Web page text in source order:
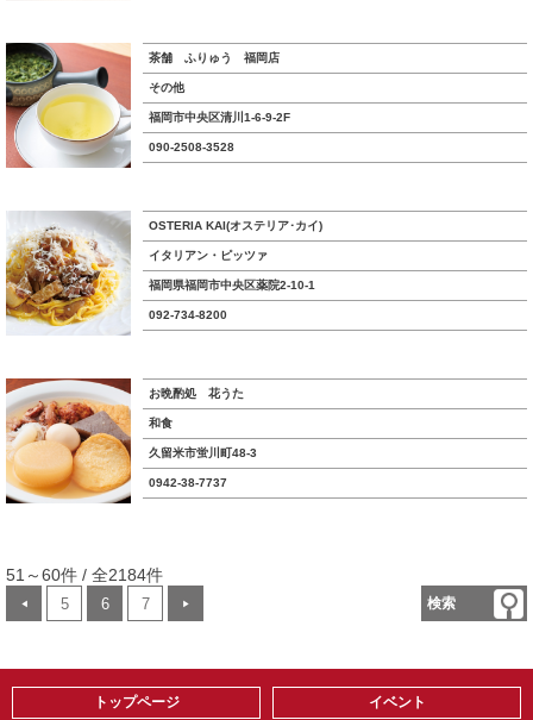
茶舗 ふりゅう 福岡店
その他
福岡市中央区清川1-6-9-2F
090-2508-3528
OSTERIA KAI(オステリア･カイ)
イタリアン・ピッツァ
福岡県福岡市中央区薬院2-10-1
092-734-8200
お晩酌処 花うた
和食
久留米市蛍川町48-3
0942-38-7737
51～60件 / 全2184件
検索
◀ 5 6 7 ▶
トップページ イベント